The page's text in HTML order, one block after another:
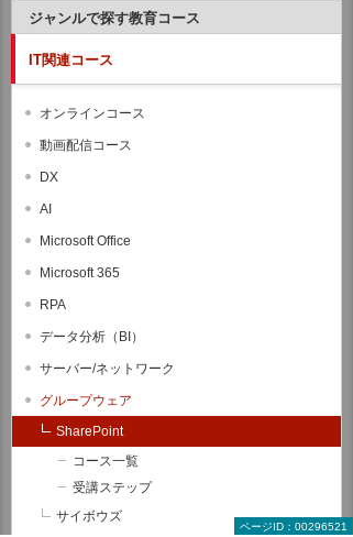
ページID：00296521
ジャンルで探す教育コース
IT関連コース
オンラインコース
動画配信コース
DX
AI
Microsoft Office
Microsoft 365
RPA
データ分析（BI）
サーバー/ネットワーク
グループウェア
SharePoint
コース一覧
受講ステップ
サイボウズ